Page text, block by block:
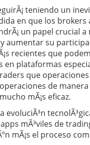
teniendo un
en que los
un papel crucial
aumentar su
recientes que
en plataformas
que
de
mÃ¡s eficaz.
evoluciÃ³n
mÃ³viles de
mÃ¡s el proceso